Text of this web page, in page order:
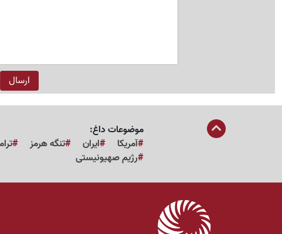
موضوعات داغ:
آمریکا
ایران تنگه هرمز
رژیم صهیونیستی